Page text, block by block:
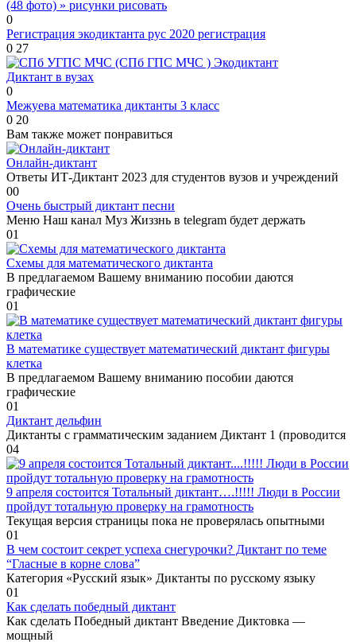
(48 фото) » рисунки рисовать
0
Регистрация экодиктанта рус 2020 регистрация
0 27
Экодиктант
Диктант в вузах
0
Межуева математика диктанты 3 класс
0 20
Вам также может понравиться
Онлайн-диктант
Ответы ИТ-Диктант 2023 для студентов вузов и учреждений
00
Очень быстрый диктант песни
Меню Наш канал Муз Жиззнь в telegram будет держать
01
Схемы для математического диктанта
В предлагаемом Вашему вниманию пособии даются
графические
01
В математике существует математический диктант фигуры
клетка
В предлагаемом Вашему вниманию пособии даются
графические
01
Диктант дельфин
Диктанты с грамматическим заданием Диктант 1 (проводится
04
9 апреля состоится Тотальный диктант….!!!!! Люди в России
пройдут тотальную проверку на грамотность
Текущая версия страницы пока не проверялась опытными
01
В чем состоит секрет успеха снегурочки? Диктант по теме
“Гласные в корне слова”
Категория «Русский язык» Диктанты по русскому языку
01
Как сделать победный диктант
Как сделать Победный диктант Введение Диктовка —
мощный